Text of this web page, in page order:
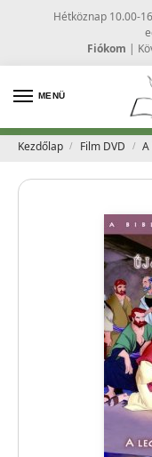
Hétköznap 10.00-
Fiókom |
MENÜ
Kezdőlap / Film DVD / A